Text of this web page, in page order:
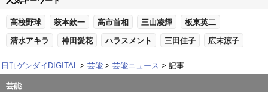
高校野球 萩本欽一 高市首相 三山凌輝 板東英二
清水アキラ 神田愛花 ハラスメント 三田佳子 広末涼子
日刊ゲンダイDIGITAL 芸能 芸能ニュース 記事
芸能